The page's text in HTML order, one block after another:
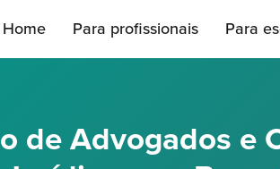
Home Para profissionais Para
de Advogados e